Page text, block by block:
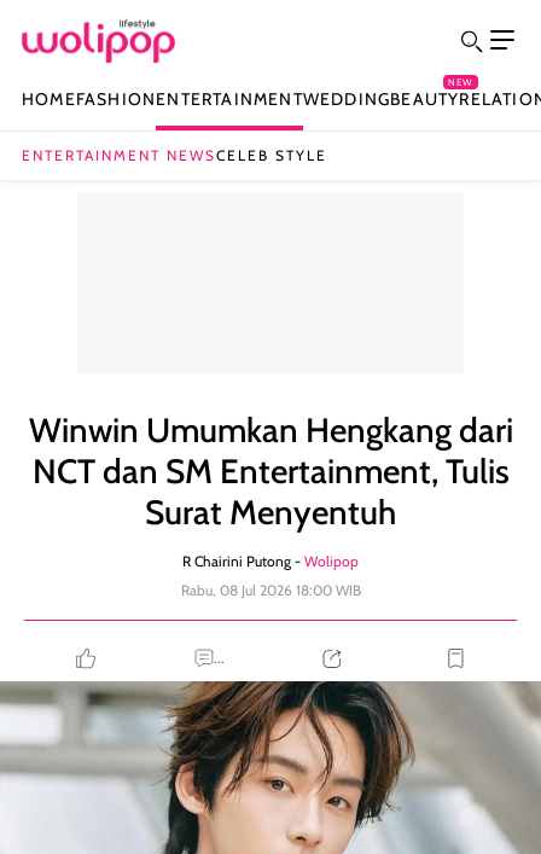
HOMEFASHIONENTERTAINMENTWEDDINGBEAUTY
NEW
ENTERTAINMENT NEWSCELEB STYLE
Winwin Umumkan Hengkang dari
NCT dan SM Entertainment, Tulis
Surat Menyentuh
R Chairini Putong - Wolipop
Rabu, 08 Jul 2026 18:00 WIB
...